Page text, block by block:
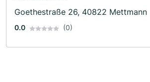
Goethestraße 26, 40822 Mettmann
0.0 (0)